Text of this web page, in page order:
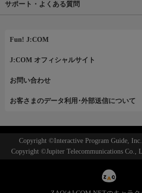
サポート・よくある質問
Fun! J:COM
J:COM オフィシャルサイト
お問い合わせ
お客さまのデータ利用･外部送信について
Copyright ©Interactive Program Guide,
Copyright ©Jupiter Telecommunications Co.,